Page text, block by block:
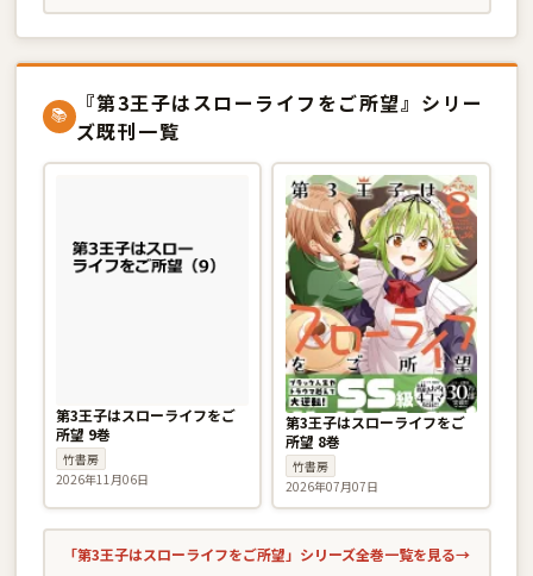
📚
『第3王子はスローライフをご所望』シリー
ズ既刊一覧
第3王子はスローライフをご
所望 9巻
竹書房
2026年11月06日
第3王子はスローライフをご
所望 8巻
竹書房
2026年07月07日
「第3王子はスローライフをご所望」シリーズ全巻一覧を見る→